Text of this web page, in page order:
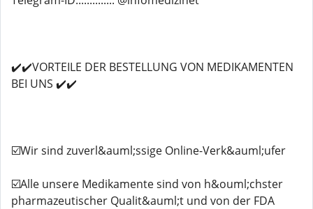
✔️✔️VORTEILE DER BESTELLUNG VON MEDIKAMENTEN
BEI UNS ✔️✔️
☑️Wir sind zuverl&auml;ssige Online-Verk&auml;ufer
☑️Alle unsere Medikamente sind von h&ouml;chster
pharmazeutischer Qualit&auml;t und von der FDA